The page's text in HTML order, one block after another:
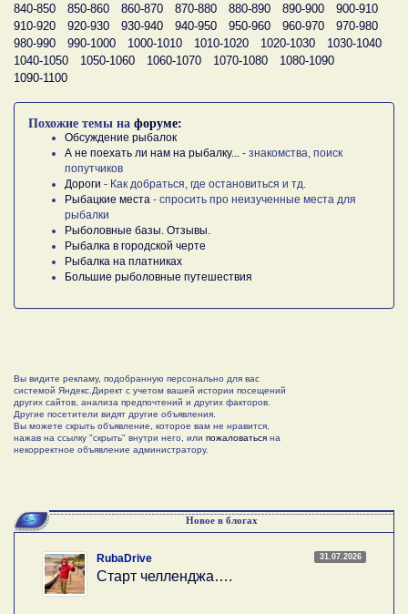
840-850
850-860 860-870 870-880 880-890 890-900
900-910
910-920
920-930 930-940 940-950 950-960 960-970
970-980
980-990
990-1000 1000-1010 1010-1020 1020-1030
1030-1040
1040-1050
1050-1060 1060-1070 1070-1080
1080-1090
1090-1100
Похожие темы на форуме:
Обсуждение рыбалок
А не поехать ли нам на рыбалку...
- знакомства, поиск
попутчиков
Дороги - Как добраться, где остановиться и тд.
Рыбацкие места - спросить про неизученные места для
рыбалки
Рыболовные базы. Отзывы.
Рыбалка в городской черте
Рыбалка на платниках
Большие рыболовные путешествия
Вы видите рекламу, подобранную персонально для вас
системой Яндекс.Директ с учетом вашей истории посещений
других сайтов, анализа предпочтений и других факторов.
Другие посетители видят другие объявления.
Вы можете скрыть объявление, которое вам не нравится,
нажав на ссылку "скрыть" внутри него, или пожаловаться на
некорректное объявление администратору.
Новое в блогах
31.07.2026
RubaDrive
Старт челленджа….